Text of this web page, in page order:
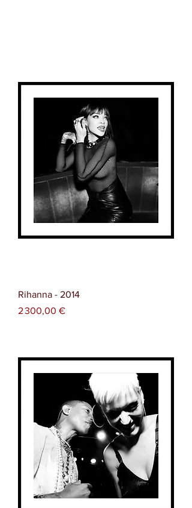
Rihanna - 2014
Prix
2 300,00 €